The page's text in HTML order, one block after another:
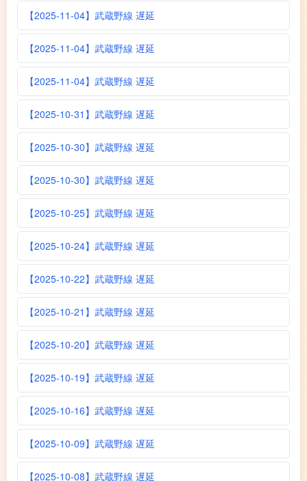
【2025-11-04】武蔵野線 遅延
【2025-11-04】武蔵野線 遅延
【2025-11-04】武蔵野線 遅延
【2025-10-31】武蔵野線 遅延
【2025-10-30】武蔵野線 遅延
【2025-10-30】武蔵野線 遅延
【2025-10-25】武蔵野線 遅延
【2025-10-24】武蔵野線 遅延
【2025-10-22】武蔵野線 遅延
【2025-10-21】武蔵野線 遅延
【2025-10-20】武蔵野線 遅延
【2025-10-19】武蔵野線 遅延
【2025-10-16】武蔵野線 遅延
【2025-10-09】武蔵野線 遅延
【2025-10-08】武蔵野線 遅延